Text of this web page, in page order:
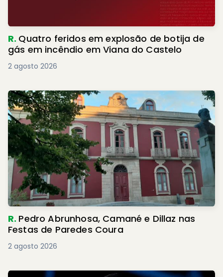
R. Quatro feridos em explosão de botija de
gás em incêndio em Viana do Castelo
2 agosto 2026
R. Pedro Abrunhosa, Camané e Dillaz nas
Festas de Paredes Coura
2 agosto 2026